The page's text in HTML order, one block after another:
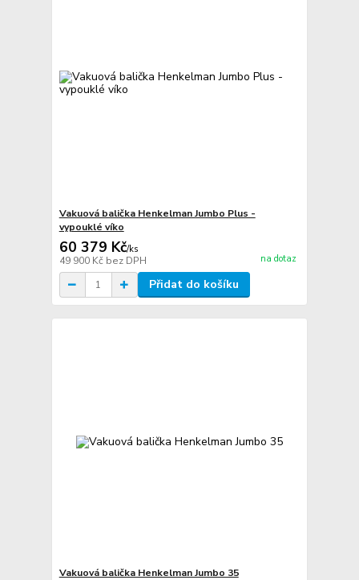
Vakuová balička Henkelman Jumbo Plus -
vypouklé víko
60 379 Kč/ks
49 900 Kč bez DPH na dotaz
Přidat do košíku
Vakuová balička Henkelman Jumbo 35